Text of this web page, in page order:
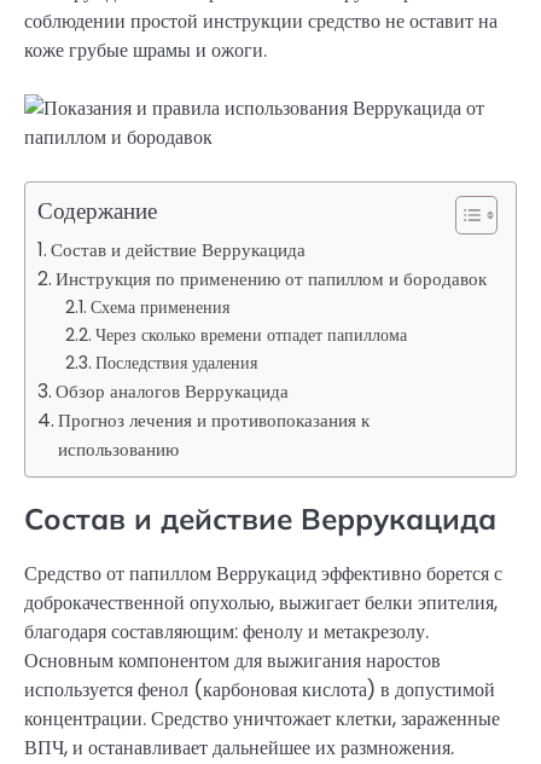
соблюдении простой инструкции средство не оставит на
коже грубые шрамы и ожоги.
Содержание
Состав и действие Веррукацида
Инструкция по применению от папиллом и бородавок
Схема применения
Через сколько времени отпадет папиллома
Последствия удаления
Обзор аналогов Веррукацида
Прогноз лечения и противопоказания к
использованию
Состав и действие Веррукацида
Средство от папиллом Веррукацид эффективно борется с
доброкачественной опухолью, выжигает белки эпителия,
благодаря составляющим: фенолу и метакрезолу.
Основным компонентом для выжигания наростов
используется фенол (карбоновая кислота) в допустимой
концентрации. Средство уничтожает клетки, зараженные
ВПЧ, и останавливает дальнейшее их размножения.